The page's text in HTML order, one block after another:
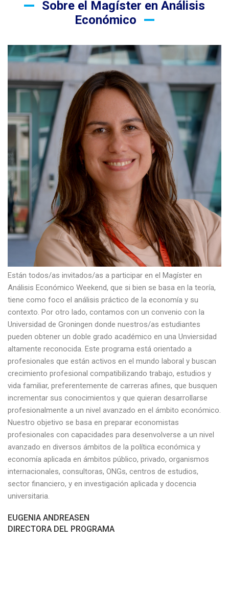
Sobre el Magíster en Análisis
Económico
Están todos/as invitados/as a participar en el Magíster en
Análisis Económico Weekend, que si bien se basa en la teoría,
tiene como foco el análisis práctico de la economía y su
contexto. Por otro lado, contamos con un convenio con la
Universidad de Groningen donde nuestros/as estudiantes
pueden obtener un doble grado académico en una Unviersidad
altamente reconocida. Este programa está orientado a
profesionales que están activos en el mundo laboral y buscan
crecimiento profesional compatibilizando trabajo, estudios y
vida familiar, preferentemente de carreras afines, que busquen
incrementar sus conocimientos y que quieran desarrollarse
profesionalmente a un nivel avanzado en el ámbito económico.
Nuestro objetivo se basa en preparar economistas
profesionales con capacidades para desenvolverse a un nivel
avanzado en diversos ámbitos de la política económica y
economía aplicada en ámbitos público, privado, organismos
internacionales, consultoras, ONGs, centros de estudios,
sector financiero, y en investigación aplicada y docencia
universitaria.
EUGENIA ANDREASEN
DIRECTORA DEL PROGRAMA